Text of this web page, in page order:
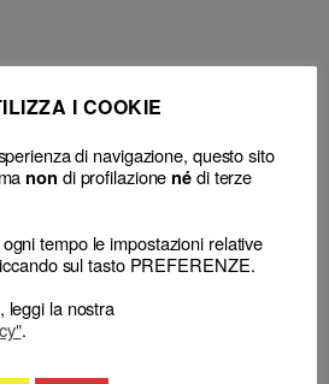
– Tenuta
procuratori
Rigetto –
nazionale
termine di
del
–
Avvocato e
Rapporto con i
colleghi –
I COOKIE
di navigazione, questo sito
non di profilazione nédi terze
tempo le impostazioni relative
sul tasto PREFERENZE.
leggi la nostra
.